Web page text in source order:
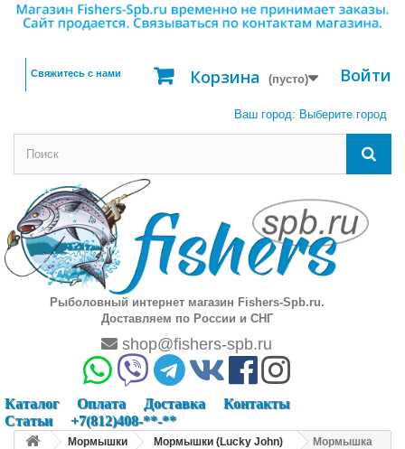
Войти
Корзина (пусто)
Свяжитесь с нами
Ваш город: Выберите город
Рыболовный интернет магазин Fishers-Spb.ru.
Доставляем по России и СНГ
shop@fishers-spb.ru
Каталог Оплата Доставка
Контакты
Статьи
+7(812)408-**-**
Мормышки Мормышки (Lucky John)
Мормышка